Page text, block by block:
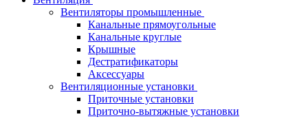
Вентиляторы промышленные
Канальные прямоугольные
Канальные круглые
Крышные
Дестратификаторы
Аксессуары
Вентиляционные установки
Приточные установки
Приточно-вытяжные установки